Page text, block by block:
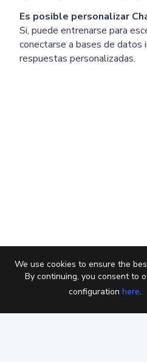
We use cookies to ensure the
By continuing, you consent to
configuration here.
Es posible personalizar
Si, puede entrenarse para
conectarse a bases de datos
respuestas personalizadas.